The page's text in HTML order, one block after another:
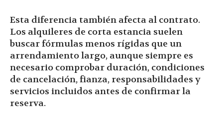
Esta diferencia también afecta al contrato.
Los alquileres de corta estancia suelen
buscar fórmulas menos rígidas que un
arrendamiento largo, aunque siempre es
necesario comprobar duración, condiciones
de cancelación, fianza, responsabilidades y
servicios incluidos antes de confirmar la
reserva.